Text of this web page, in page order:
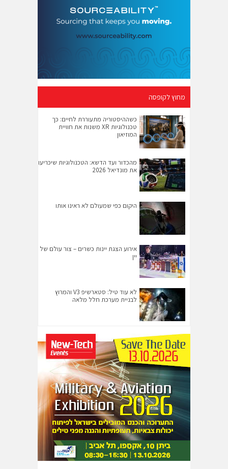
מחוץ לקופסה
כשההיסטוריה מתעוררת לחיים: כך
טכנולוגיות XR משנות את חוויית
המוזיאון
מהכדור ועד הדשא: הטכנולוגיות שיכריעו
את מונדיאל 2026
היקום כפי שמעולם לא ראינו אותו
אירוע הצגת יינות כשרים – צור עולם של
יין
לא עוד טיל: סטארשיפ V3 והמרוץ
לבניית מערכת חלל מלאה